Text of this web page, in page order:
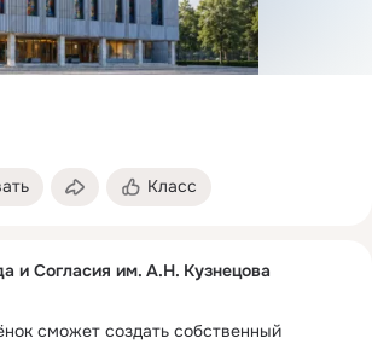
Класс
и Согласия им. А.Н. Кузнецова
сможет создать собственный